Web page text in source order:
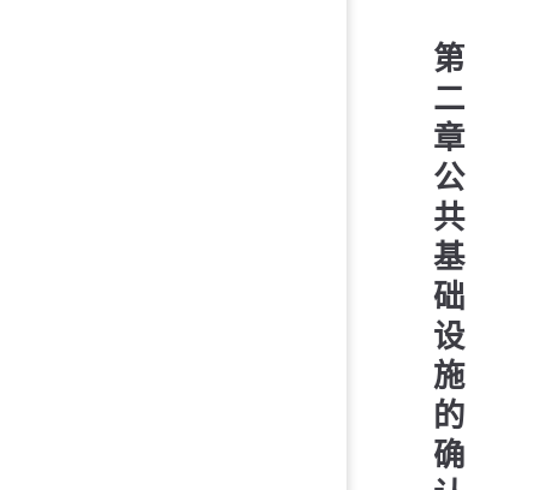
第
二
章
公
共
基
础
设
施
的
确